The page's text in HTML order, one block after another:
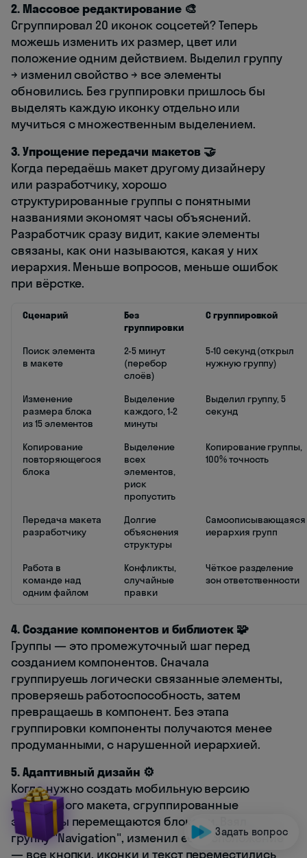
2. Массовое редактирование 🎨
Сгруппировал 20 иконок соцсетей? Теперь
можешь изменить их размер, цвет или
положение одним действием. Выделил группу
→ изменил свойство → все элементы
обновились. Без группировки пришлось бы
выделять каждую иконку отдельно или
мучиться с множественным выделением.
3. Упрощение передачи макетов 🤝
Когда передаёшь макет другому дизайнеру
или разработчику, хорошо
структурированные группы с понятными
названиями экономят часы объяснений.
Разработчик сразу видит, какие элементы
связаны, как они называются, какая у них
иерархия. Меньше вопросов, меньше ошибок
при вёрстке.
Сценарий
Без
группировки
С группировкой
Поиск элемента
в макете
2-5 минут
(перебор
слоёв)
5-10 секунд (открыл
нужную группу)
Изменение
размера блока
из 15 элементов
Выделение
каждого, 1-2
минуты
Выделил группу, 5
секунд
Копирование
повторяющегося
блока
Выделение
всех
элементов,
риск
пропустить
Копирование группы,
100% точность
Передача макета
разработчику
Долгие
объяснения
структуры
Самоописывающаяся
иерархия групп
Работа в
команде над
одним файлом
Конфликты,
случайные
правки
Чёткое разделение
зон ответственности
4. Создание компонентов и библиотек 🧩
Группы — это промежуточный шаг перед
созданием компонентов. Сначала
группируешь логически связанные элементы,
проверяешь работоспособность, затем
превращаешь в компонент. Без этапа
группировки компоненты получаются менее
продуманными, с нарушенной иерархией.
5. Адаптивный дизайн ⚙️
Когда нужно создать мобильную версию
десктопного макета, сгруппированные
элементы перемещаются блоками. Взял
группу "Navigation", изменил её расположение
— все кнопки, иконки и текст переместились
Задать вопрос